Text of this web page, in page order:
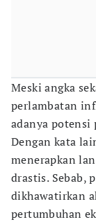
Meski angka
perlambatan
adanya potensi
Dengan kata
menerapkan
drastis. Sebab,
dikhawatirkan
pertumbuhan